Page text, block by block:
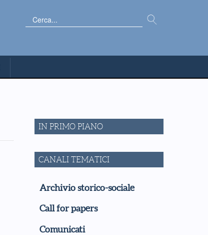
Cerca...
IN PRIMO PIANO
CANALI TEMATICI
Archivio storico-sociale
Call for papers
Comunicati